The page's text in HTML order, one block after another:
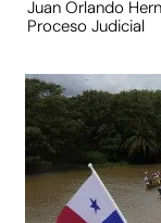
Juan Orlando
Proceso Judicial